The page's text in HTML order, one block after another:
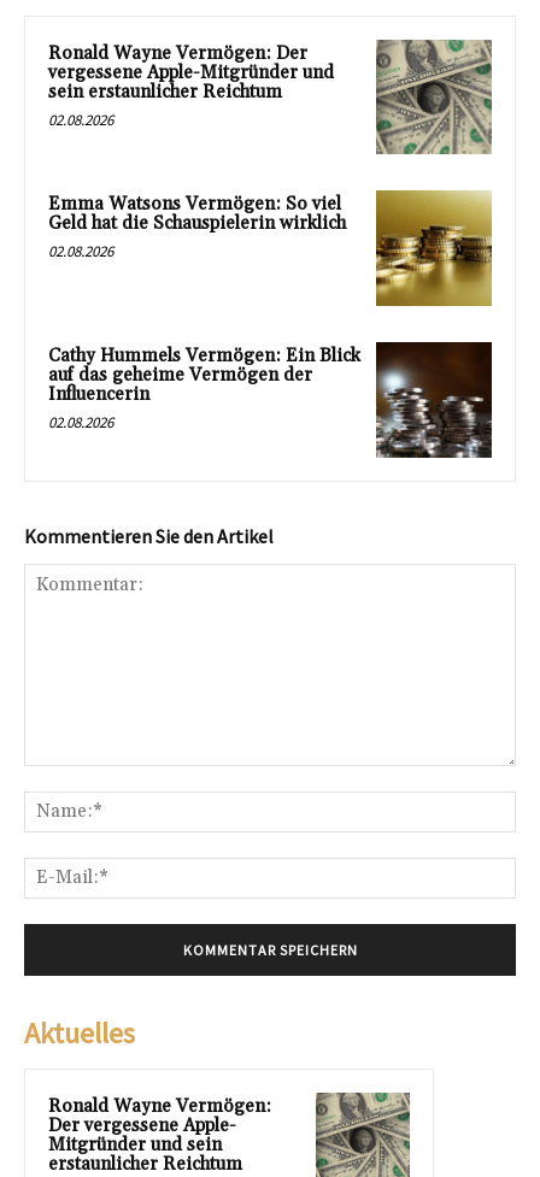
Ronald Wayne Vermögen: Der
vergessene Apple-Mitgründer und
sein erstaunlicher Reichtum
02.08.2026
Emma Watsons Vermögen: So viel
Geld hat die Schauspielerin wirklich
02.08.2026
Cathy Hummels Vermögen: Ein Blick
auf das geheime Vermögen der
Influencerin
02.08.2026
Kommentieren Sie den Artikel
Aktuelles
Ronald Wayne Vermögen:
Der vergessene Apple-
Mitgründer und sein
erstaunlicher Reichtum